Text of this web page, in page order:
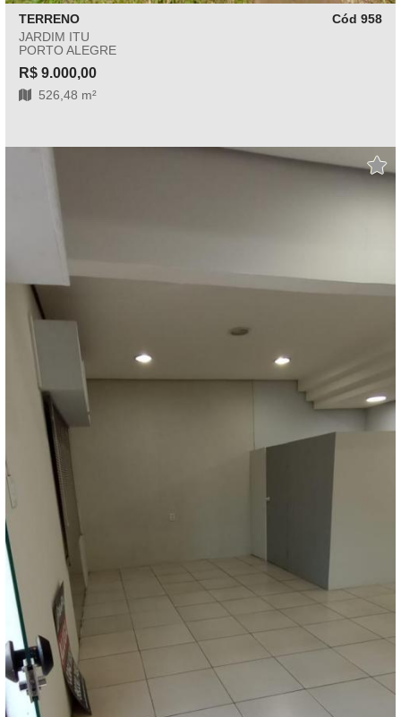
TERRENO
Cód 958
JARDIM ITU
PORTO ALEGRE
R$ 9.000,00
526,48 m²